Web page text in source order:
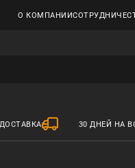
О КОМПАНИИ
30 ДНЕЙ НА